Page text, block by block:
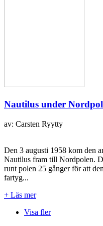
Nautilus under
av: Carsten Ryytty
Den 3 augusti 1958 kom den
Nautilus fram till Nordpolen.
runt polen 25 gånger för att
fartyg...
+ Läs mer
Visa fler